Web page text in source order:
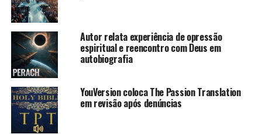
Autor relata experiência de opressão
espiritual e reencontro com Deus em
autobiografia
YouVersion coloca The Passion Translation
em revisão após denúncias